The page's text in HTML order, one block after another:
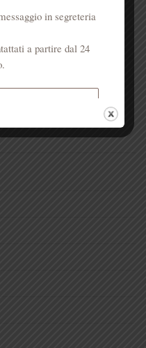
in segreteria
a partire dal 24
€ 50